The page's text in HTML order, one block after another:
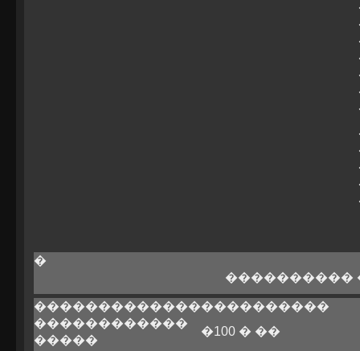
�
����������
�����������������������
������������
�����
�100 � ��